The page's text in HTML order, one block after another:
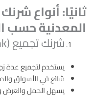
ثانيًا: أنواع
المعدنية حسب
شرنك تجميع (Multipack Shrink)
يستخدم لتجميع عدة
شائع في الأسواق
يسهل الحمل والعرض